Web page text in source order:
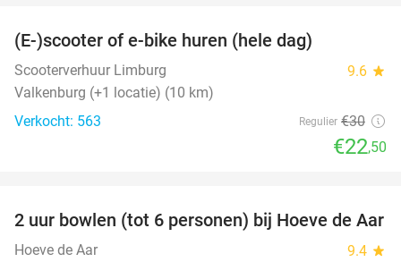
(E-)scooter of e-bike huren (hele dag)
Scooterverhuur Limburg 9.6 star
Valkenburg (+1 locatie) (10 km)
Verkocht: 563
Regulier €30
€22,50
50%
2 uur bowlen (tot 6 personen) bij Hoeve de Aar
Hoeve de Aar 9.4 star